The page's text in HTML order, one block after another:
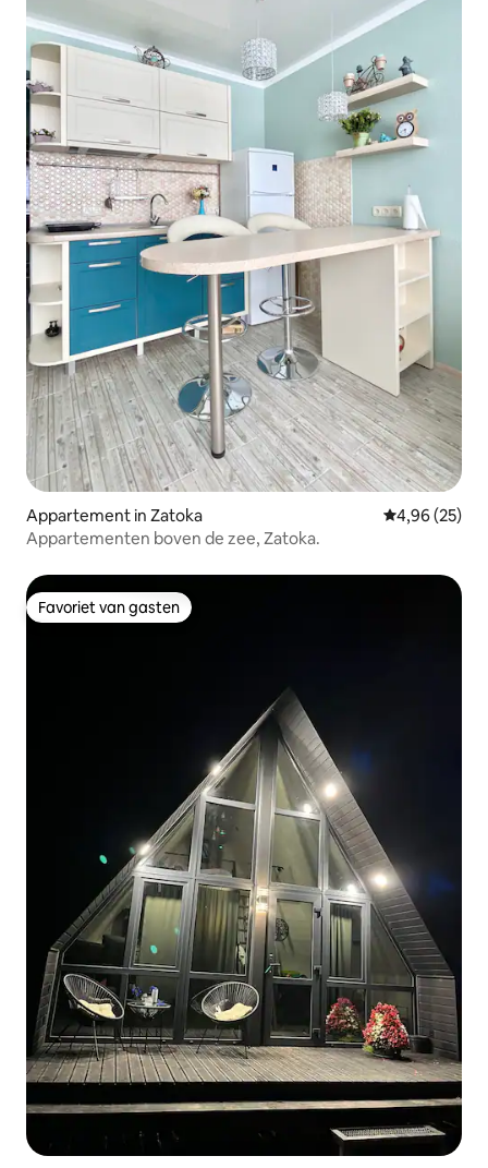
Appartement in Zatoka Gemiddelde
4,96 (25)
Appartementen boven de zee, Zatoka.
Favoriet van gasten
Favoriet van gasten